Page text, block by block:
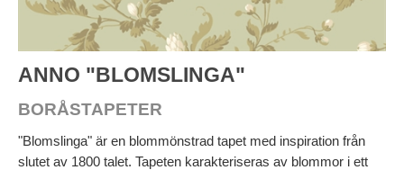
ANNO "BLOMSLINGA"
BORÅSTAPETER
"Blomslinga" är en blommönstrad tapet med inspiration från
slutet av 1800 talet. Tapeten karakteriseras av blommor i ett